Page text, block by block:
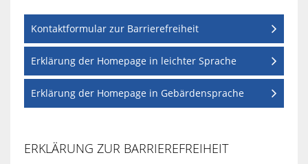
SERVICEPORTAL
BILDUNG UND KULTUR
BARRIEREFREIHEIT
Kontaktformular zur Barrierefreiheit
Erklärung der Homepage in leichter Sprache
Erklärung der Homepage in Gebärdensprache
ERKLÄRUNG ZUR BARRIEREFREIHEIT